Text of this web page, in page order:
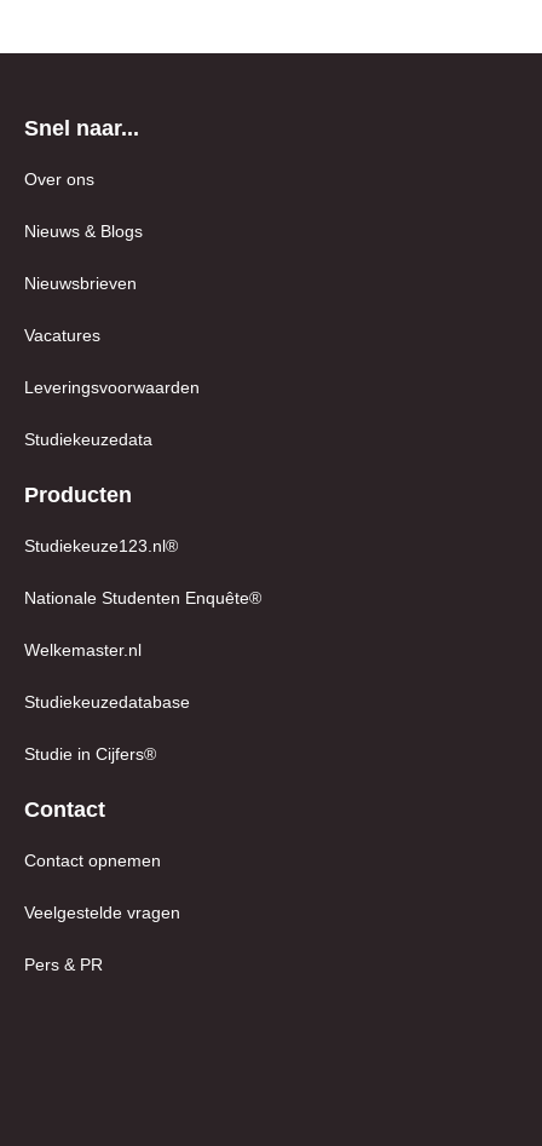
Snel naar...
Over ons
Nieuws & Blogs
Nieuwsbrieven
Vacatures
Leveringsvoorwaarden
Studiekeuzedata
Producten
Studiekeuze123.nl®
Nationale Studenten Enquête®
Welkemaster.nl
Studiekeuzedatabase
Studie in Cijfers®
Contact
Contact opnemen
Veelgestelde vragen
Pers & PR